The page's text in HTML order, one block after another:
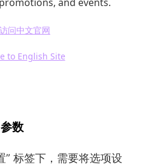
问中文官网
to English Site
在 “文件类型” 标签下选
数
” 标签下，需要将选项设